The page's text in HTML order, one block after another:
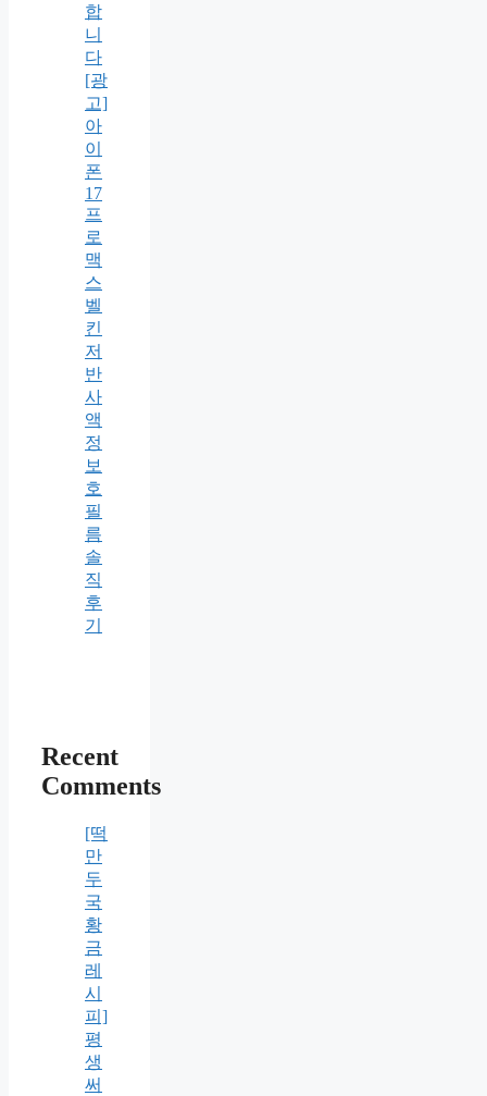
합
니
다
[광
고]
아
이
폰
17
프
로
맥
스
벨
킨
저
반
사
액
정
보
호
필
름
솔
직
후
기
Recent
Comments
[떡
만
두
국
황
금
레
시
피]
평
생
써